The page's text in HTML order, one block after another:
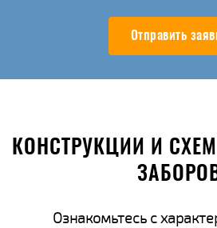
Отправить
КОНСТРУКЦИИ И
Ознакомьтесь с